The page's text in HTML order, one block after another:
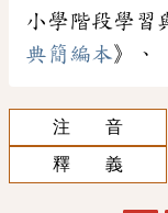
小學階段學習
典簡編本》、
注 音
釋 義